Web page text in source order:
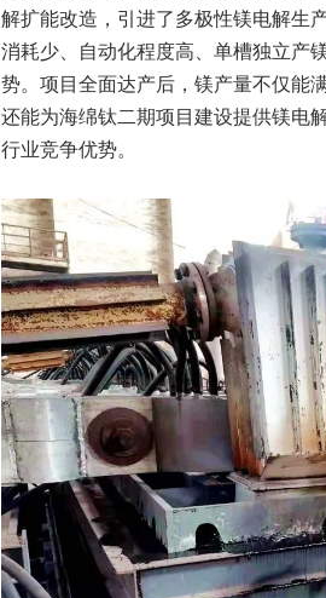
解扩能改造，引进了多极性镁电解生
消耗少、自动化程度高、单槽独立产
势。项目全面达产后，镁产量不仅能
还能为海绵钛二期项目建设提供镁电
行业竞争优势。